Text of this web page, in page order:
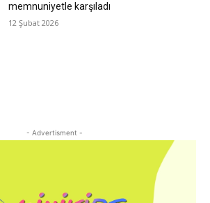
memnuniyetle karşıladı
12 Şubat 2026
- Advertisment -